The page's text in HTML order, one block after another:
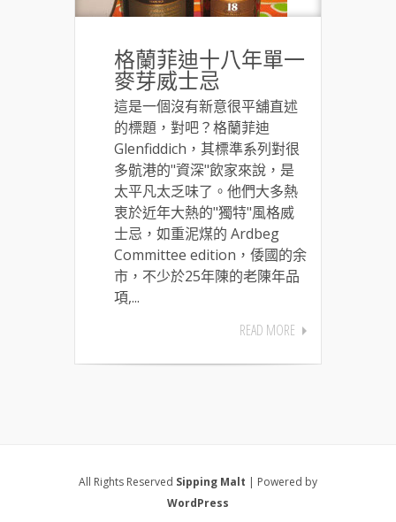
格蘭菲迪十八年單一
麥芽威士忌
這是一個沒有新意很平舖直述
的標題，對吧？格蘭菲迪
Glenfiddich，其標準系列對很
多骯港的"資深"飲家來說，是
太平凡太乏味了。他們大多熱
衷於近年大熱的"獨特"風格威
士忌，如重泥煤的 Ardbeg
Committee edition，倭國的余
市，不少於25年陳的老陳年品
項,...
READ MORE
All Rights Reserved Sipping Malt | Powered by
WordPress